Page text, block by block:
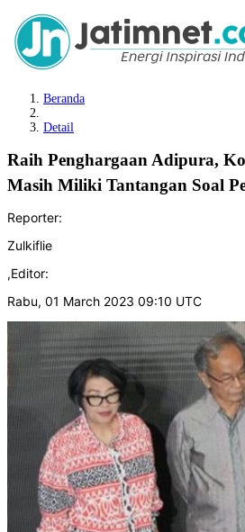
Beranda
Detail
Raih Penghargaan Adipura,
Masih Miliki Tantangan Soal
Reporter:
Zulkiflie
,Editor:
Rabu, 01 March 2023 09:10 UTC